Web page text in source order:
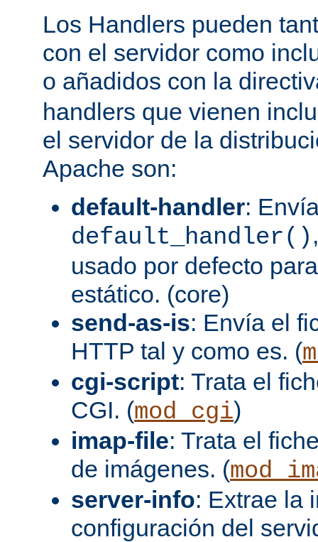
Los Handlers pueden
con el servidor como
o añadidos con la
handlers que vienen
el servidor de la
Apache son:
default-handler:
default_handler()
usado por defecto
estático. (core)
send-as-is: Envía el
HTTP tal y como es. (
cgi-script: Trata el
CGI. (mod_cgi)
imap-file: Trata el
de imágenes. (
server-info: Extrae la
configuración del